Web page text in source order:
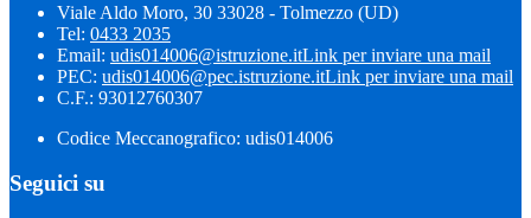
Viale Aldo Moro, 30 33028 - Tolmezzo (UD)
Tel: 0433 2035
Email: udis014006@istruzione.itLink per inviare una mail
PEC: udis014006@pec.istruzione.itLink per inviare una mail
C.F.: 93012760307
Codice Meccanografico: udis014006
Seguici su